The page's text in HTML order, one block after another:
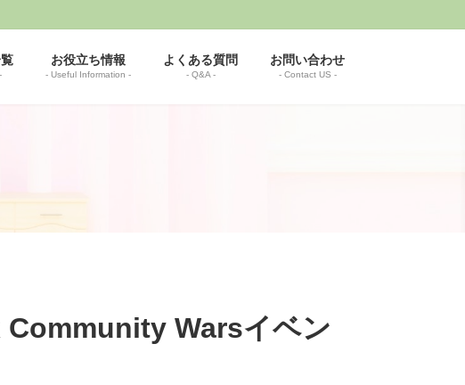
お役立ち情報
- Useful Information -
よくある質問
- Q&A -
お問い合わせ
- Contact US -
Warsイベン